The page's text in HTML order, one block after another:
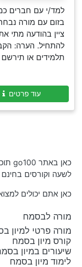
למד/י עם חברים
בזום עם מורה
ציין בהודעה מתי
להתחיל. הערה:
תלמידים או תירשם
עוד פרטים
לשעה וקורסים בחינם
כאן אתם יכולים
מורה לבסמח
מורה פרטי למיון
קורס מיון בסמח
שיעורים במיון
לימוד מיון בסמח